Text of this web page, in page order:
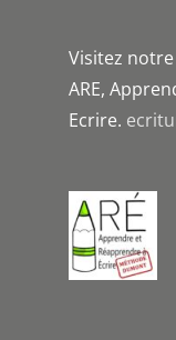
Visitez
ARE,
Ecrire.